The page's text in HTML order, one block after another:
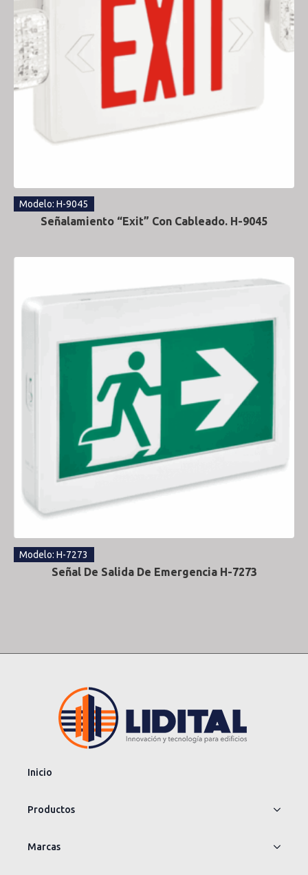
Modelo: H-9045
Señalamiento “Exit” Con Cableado. H-9045
Modelo: H-7273
Señal De Salida De Emergencia H-7273
Inicio
Productos
Marcas